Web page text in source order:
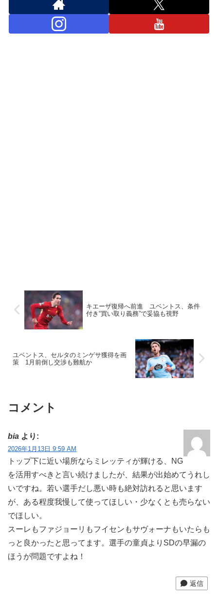
キエーザ復帰へ前進 ユベントス、条件
付き“買い取り義務”で妥協も視野
ユベントス、セルタのミンゲサ獲得を画
策 1月前倒し交渉も難航か
コメント
bia より:
2026年1月13日 9:59 AM
トップ下に近い場所ならミレッティが輝ける、NG
を活用すべきと言い続けましたが、結果が出始めてうれし
いですね。若い選手だし悪い時も絶対訪れると思います
が、ある程度我慢して使ってほしい・少なくとも売らない
でほしい。
スーレもファジョーリもフイセンもサヴォーナもいたらも
っと良かったと思ってます。選手の童貞よりSDの早漏の
ほうが問題ですよね！
返信